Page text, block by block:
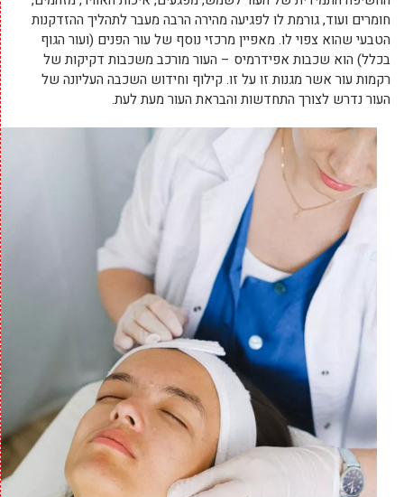
חומרים ועוד, גורמת לו לפגיעה מהירה הרבה מעבר לתהליך ההזדקנות
הטבעי שהוא צפוי לו. מאפיין מרכזי נוסף של עור הפנים (ועור הגוף
בכלל) הוא שכבות אפידרמיס – העור מורכב משכבות דקיקות של
רקמות עור אשר מגנות זו על זו. קילוף וחידוש השכבה העליונה של
העור נדרש לצורך התחדשות והבראת העור מעת לעת.